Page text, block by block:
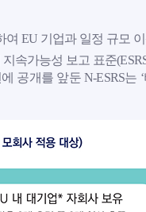
여 EU 기업과 일정 규모
속가능성 보고 표준
공개를 앞둔 N-ESRS는